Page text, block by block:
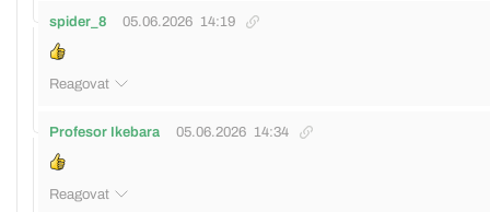
spider_8 05.06.2026 14:19
Reagovat
Profesor Ikebara 05.06.2026 14:34
Reagovat